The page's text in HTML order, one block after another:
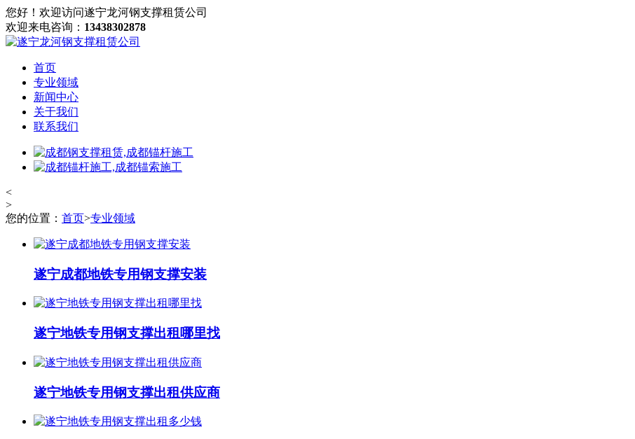
您好！欢迎访问遂宁龙河钢支撑租赁公司
欢迎来电咨询： 13438302878
首页
专业领域
新闻中心
关于我们
联系我们
<
>
您的位置： 首页>专业领域
遂宁成都地铁专用钢支撑安装
遂宁地铁专用钢支撑出租哪里找
遂宁地铁专用钢支撑出租供应商